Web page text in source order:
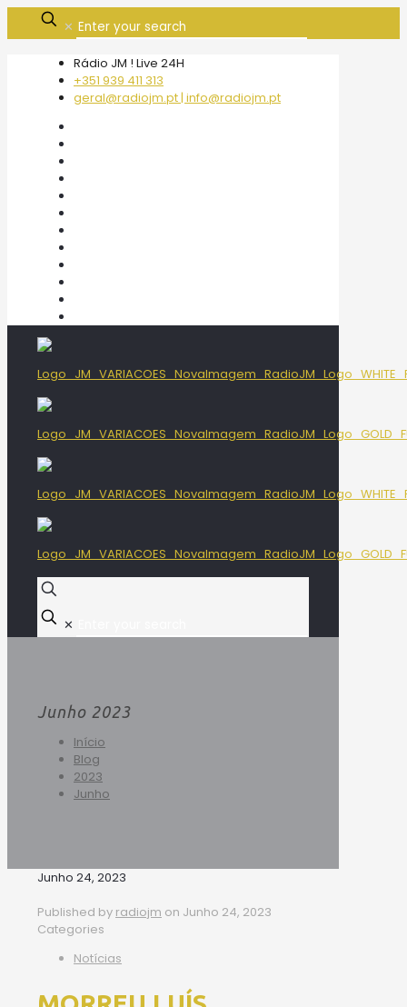
✕
Rádio JM ! Live 24H
+351 939 411 313
geral@radiojm.pt | info@radiojm.pt
✕
Junho 2023
Início
Blog
2023
Junho
Junho 24, 2023
Published by radiojm on Junho 24, 2023
Categories
Notícias